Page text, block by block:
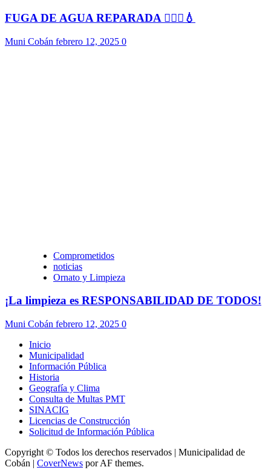
FUGA DE AGUA REPARADA 👷🏻‍♂️💧
Muni Cobán febrero 12, 2025 0
Comprometidos
noticias
Ornato y Limpieza
¡La limpieza es RESPONSABILIDAD DE TODOS!
Muni Cobán febrero 12, 2025 0
Inicio
Municipalidad
Información Pública
Historia
Geografía y Clima
Consulta de Multas PMT
SINACIG
Licencias de Construcción
Solicitud de Información Pública
Copyright © Todos los derechos reservados | Municipalidad de
Cobán | CoverNews por AF themes.